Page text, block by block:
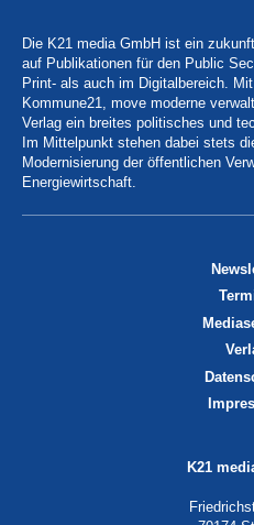
Die K21 media GmbH ist ein
auf Publikationen für den Public
Print- als auch im Digitalbereich.
Kommune21, move moderne
Verlag ein breites politisches und
Im Mittelpunkt stehen dabei stets
Modernisierung der öffentlichen
Energiewirtschaft.
K21